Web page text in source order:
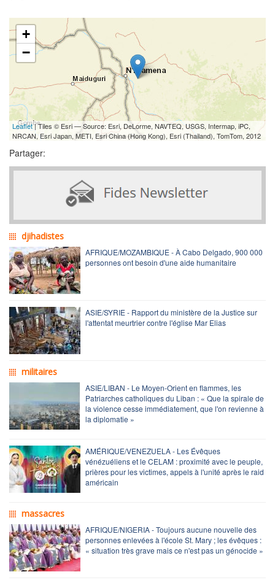
+
−
Leaflet| Tiles © Esri — Source: Esri, DeLorme, NAVTEQ, USGS, Intermap, iPC,
NRCAN, Esri Japan, METI, Esri China (Hong Kong), Esri (Thailand), TomTom, 2012
Partager:
djihadistes
AFRIQUE/MOZAMBIQUE - À Cabo Delgado, 900 000
personnes ont besoin d'une aide humanitaire
ASIE/SYRIE - Rapport du ministère de la Justice sur
l'attentat meurtrier contre l'église Mar Elias
militaires
ASIE/LIBAN - Le Moyen-Orient en flammes, les
Patriarches catholiques du Liban : « Que la spirale de
la violence cesse immédiatement, que l'on revienne à
la diplomatie »
AMÉRIQUE/VENEZUELA - Les Évêques
vénézuéliens et le CELAM : proximité avec le peuple,
prières pour les victimes, appels à l'unité après le raid
américain
massacres
AFRIQUE/NIGERIA - Toujours aucune nouvelle des
personnes enlevées à l'école St. Mary ; les évêques :
« situation très grave mais ce n'est pas un génocide »